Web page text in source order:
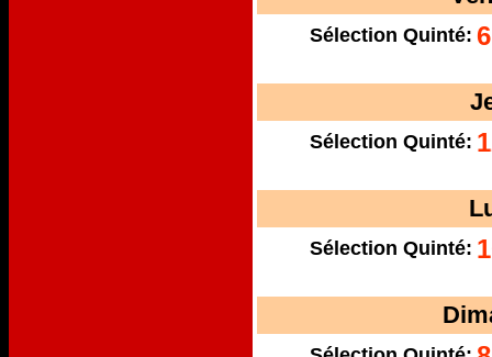
Sélection Quinté:
Sélection Quinté:
Sélection Quinté: